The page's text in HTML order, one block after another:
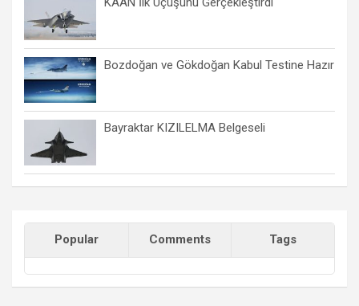
Bozdoğan ve Gökdoğan Kabul Testine Hazır
Bayraktar KIZILELMA Belgeseli
Popular Comments Tags